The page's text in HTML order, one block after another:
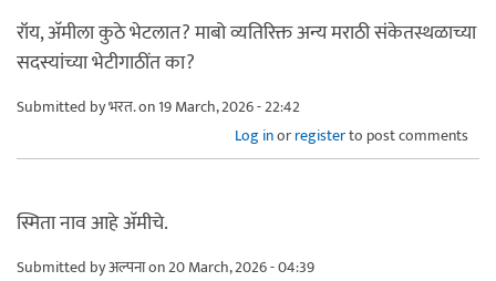
रॉय, अ‍ॅमीला कुठे भेटलात? माबो व्यतिरिक्त अन्य मराठी संकेतस्थळाच्या
सदस्यांच्या भेटीगाठींत का?
Submitted byभरत.on 19 March, 2026 - 22:42
Log inorregisterto post comments
स्मिता नाव आहे अ‍ॅमीचे.
Submitted byअल्पनाon 20 March, 2026 - 04:39